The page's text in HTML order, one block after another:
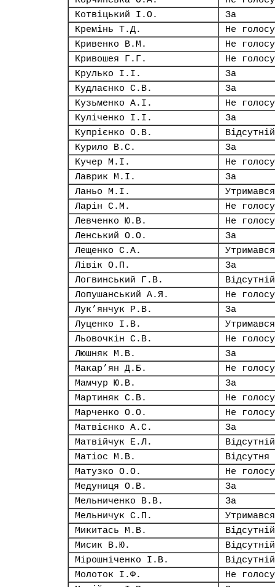
Котвіцький І.О.
За
Кремінь Т.Д.
Не
Кривенко В.М.
Не
Кривошея Г.Г.
Не
Крулько І.І.
За
Кудлаєнко С.В.
За
Кузьменко А.І.
Не
Куліченко І.І.
За
Купрієнко О.В.
Відсутній
Курило В.С.
За
Кучер М.І.
Не
Лаврик М.І.
За
Ланьо М.І.
Утримався
Ларін С.М.
Не
Левченко Ю.В.
Не
Ленський О.О.
За
Лещенко С.А.
Утримався
Лівік О.П.
За
Логвинський Г.В.
Відсутній
Лопушанський А.Я.
Не
Лук’янчук Р.В.
За
Луценко І.В.
Утримався
Льовочкін С.В.
Не
Люшняк М.В.
За
Макар’ян Д.Б.
Не
Мамчур Ю.В.
За
Мартиняк С.В.
Не
Марченко О.О.
Не
Матвієнко А.С.
За
Матвійчук Е.Л.
Відсутній
Матіос М.В.
Відсутня
Матузко О.О.
Не
Медуниця О.В.
За
Мельниченко В.В.
За
Мельничук С.П.
Утримався
Микитась М.В.
Відсутній
Мисик В.Ю.
Відсутній
Мірошніченко І.В.
Відсутній
Молоток І.Ф.
Не